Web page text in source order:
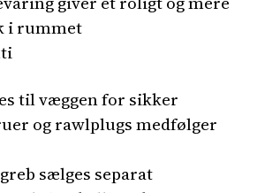
i rummet
til væggen for sikker
og rawlplugs medfølger
sælges separat